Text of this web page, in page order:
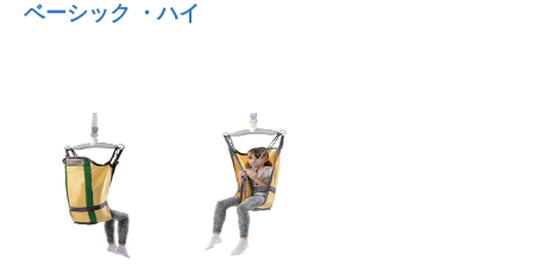
ベーシック ・ハイ